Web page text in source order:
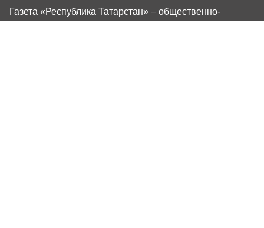
Газета «Республика Татарстан» – общественно-